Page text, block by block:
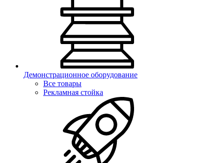
Демонстрационное оборудование
Все товары
Рекламная стойка